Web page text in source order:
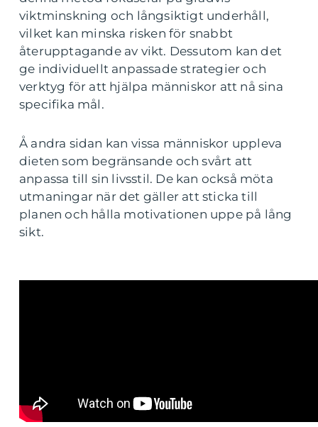
viktminskning och långsiktigt underhåll,
vilket kan minska risken för snabbt
återupptagande av vikt. Dessutom kan det
ge individuellt anpassade strategier och
verktyg för att hjälpa människor att nå sina
specifika mål.
Å andra sidan kan vissa människor uppleva
dieten som begränsande och svårt att
anpassa till sin livsstil. De kan också möta
utmaningar när det gäller att sticka till
planen och hålla motivationen uppe på lång
sikt.